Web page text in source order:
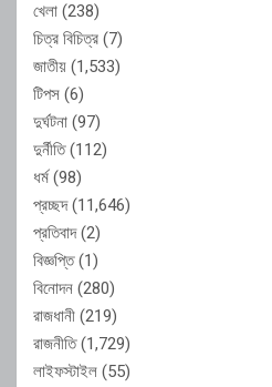
খেলা (238)
চিত্র বিচিত্র (7)
জাতীয় (1,533)
টিপস (6)
দুর্ঘটনা (97)
দুর্নীতি(112)
ধর্ম(98)
প্রচ্ছদ(11,646)
প্রতিবাদ(2)
বিজ্ঞপ্তি(1)
বিনোদন (280)
রাজধানী (219)
রাজনীতি(1,729)
লাইফস্টাইল (55)